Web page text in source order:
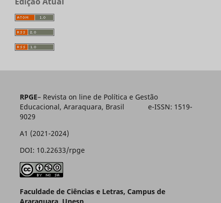
RPGE– Revista on line de Política e Gestão
Educacional, Araraquara, Brasil e-ISSN: 1519-
9029
A1 (2021-2024)
DOI: 10.22633/rpge
Faculdade de Ciências e Letras, Campus de